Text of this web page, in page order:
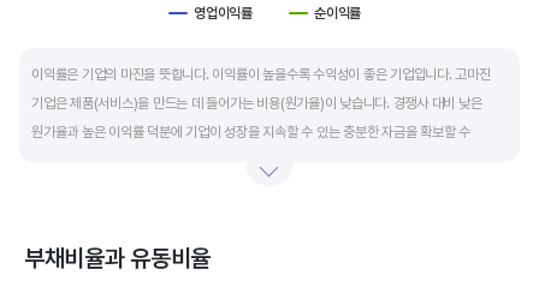
영업이익률 순이익률
이익률은 기업의 마진을 뜻합니다. 이익률이 높을수록 수익성이 좋은 기업입니다. 고마진
기업은 제품(서비스)을 만드는 데 들어가는 비용(원가율)이 낮습니다. 경쟁사 대비 낮은
원가율과 높은 이익률 덕분에 기업이 성장을 지속할 수 있는 충분한 자금을 확보할 수
높은 이익률을 올리고 있다면, 그 기업은 타사 대비 제품(서비스)의 경쟁력이 높은 것으로
부채비율과 유동비율